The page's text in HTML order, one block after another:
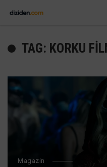
TAG: KORKU
Magazin